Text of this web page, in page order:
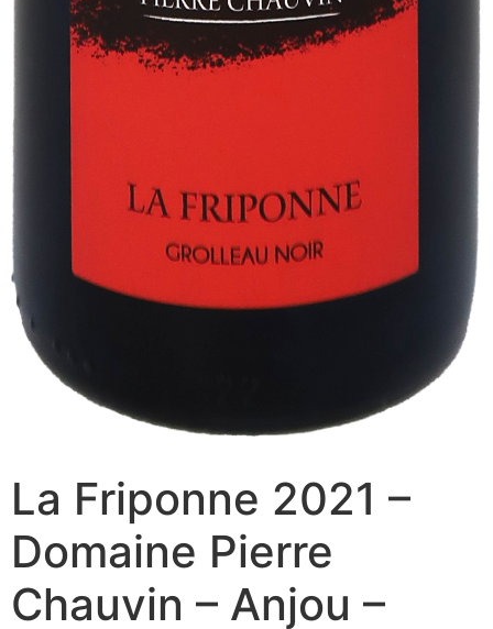
La Friponne 2021 –
Domaine Pierre
Chauvin – Anjou –